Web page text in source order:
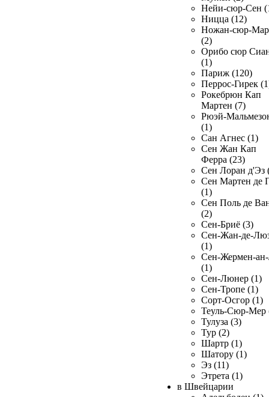
Нейи-сюр-Сен
Ницца (12)
Ножан-сюр-
(2)
Орибо сюр
(1)
Париж (120)
Перрос-Гирек
Рокебрюн Кап
Мартен (7)
Рюэй-
(1)
Сан Агнес (1)
Сен Жан Кап
Ферра (23)
Сен Лоран д'Эз
Сен Мартен де
(1)
Сен Поль де
(2)
Сен-Бриё (3)
Сен-Жан-де-
(1)
Сен-Жермен-
(1)
Сен-Люнер (1)
Сен-Тропе (1)
Сорт-Осгор (1)
Теуль-Сюр-Мер
Тулуза (3)
Тур (2)
Шартр (1)
Шатору (1)
Эз (11)
Этрета (1)
в Швейцарии